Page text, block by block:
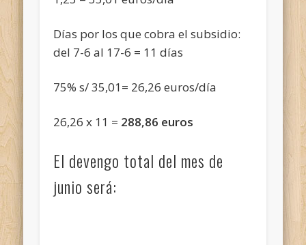
Días por los que cobra el subsidio:
del 7-6 al 17-6 = 11 días
75% s/ 35,01= 26,26 euros/día
26,26 x 11 = 288,86 euros
El devengo total del mes de
junio será: